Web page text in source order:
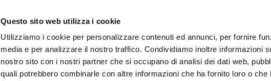
Questo sito web utilizza i cookie
Utilizziamo i cookie per personalizzare contenuti ed annunci, per fornire
media e per analizzare il nostro traffico. Condividiamo inoltre informazioni
nostro sito con i nostri partner che si occupano di analisi dei dati web,
quali potrebbero combinarle con altre informazioni che ha fornito loro o che
COLLEZIONE ADV BRAND ARCHIVIO